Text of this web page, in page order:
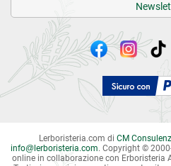
Lerboristeria.com di CM
info@ lerboristeria.com. Copyright ©
online in collaborazione con Erboristeria